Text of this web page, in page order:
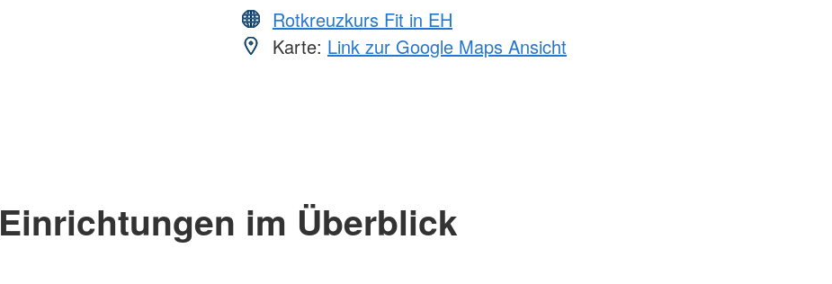
Rotkreuzkurs Fit in EH
Karte: Link zur Google Maps Ansicht
Einrichtungen im Überblick